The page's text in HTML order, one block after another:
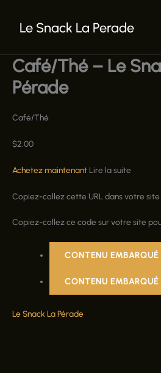
contenuLe Snack La Perade
Café/Thé – Le
Pérade
Café/Thé
$2.00
Achetez maintenant Lire la suite
Copiez-collez cette URL dans votre site
Copiez-collez ce code sur votre site
CONTENU EMBARQUÉ
CONTENU EMBARQUÉ
Le Snack La Pérade